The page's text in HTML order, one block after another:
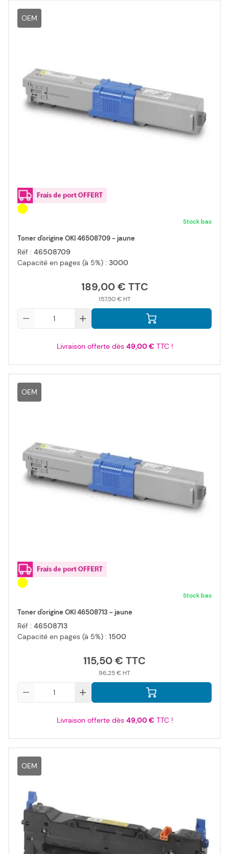
OEM
Stock bas
Toner d'origine OKI 46508709 - jaune
Réf : 46508709
Capacité en pages (à 5%) : 3000
189,00 €
157,50 €
Livraison offerte dès 49,00 €TTC !
OEM
Stock bas
Toner d'origine OKI 46508713 - jaune
Réf : 46508713
Capacité en pages (à 5%) : 1500
115,50 €
96,25 €
Livraison offerte dès 49,00 €TTC !
OEM